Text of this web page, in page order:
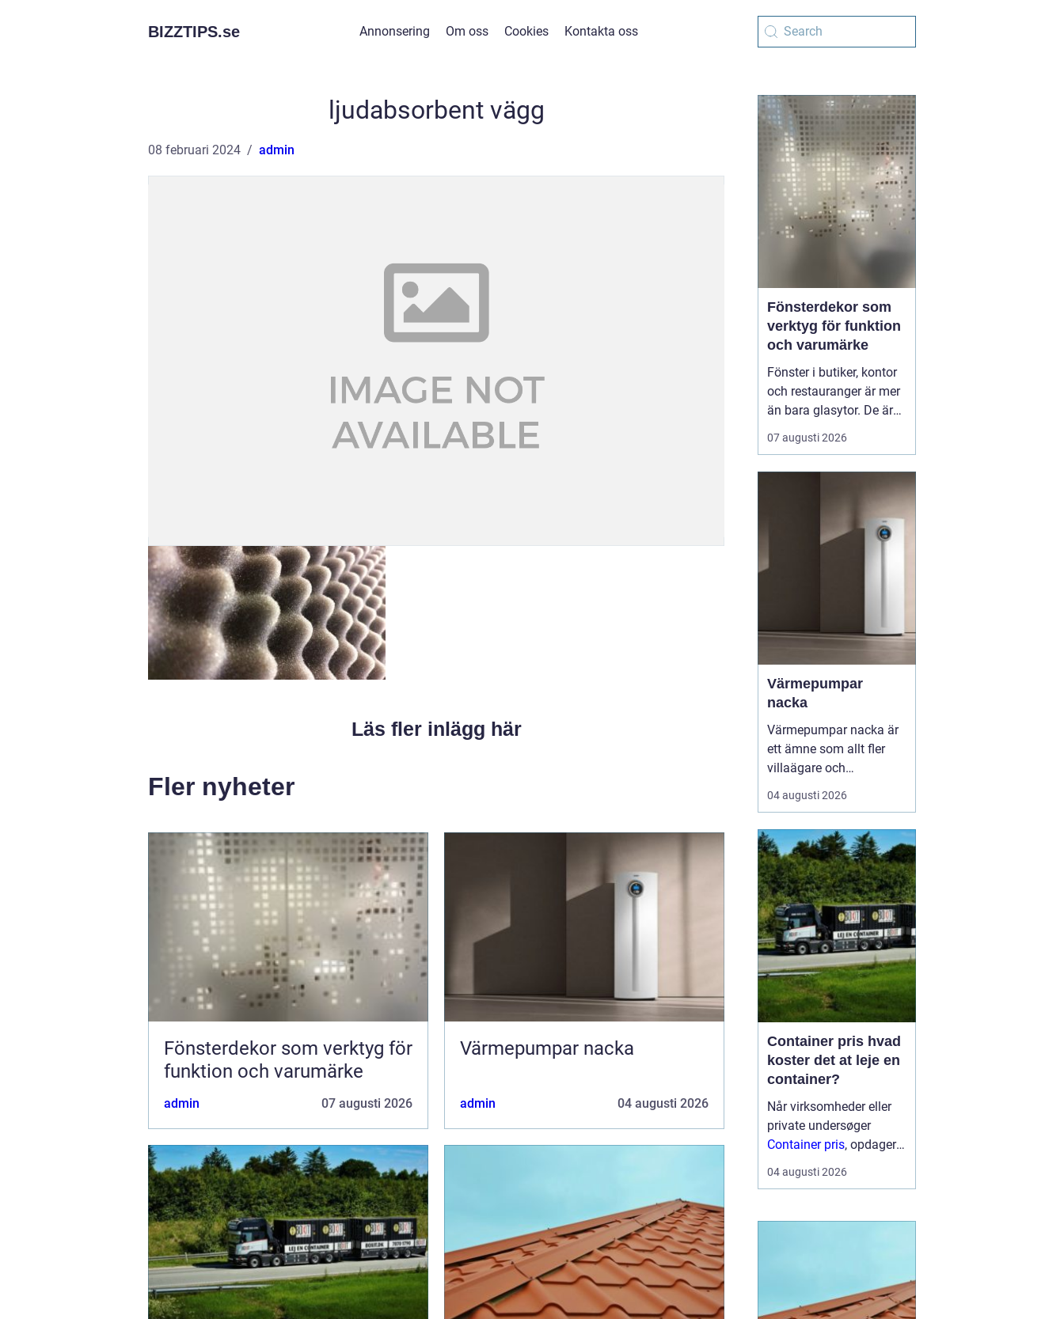
BIZZTIPS.se Annonsering Om oss Cookies Kontakta oss
ljudabsorbent vägg
08 februari 2024 admin
Läs fler inlägg här
Fler nyheter
Fönsterdekor som verktyg för
funktion och varumärke
admin 07 augusti 2026
Värmepumpar nacka
admin 04 augusti 2026
Fönsterdekor som
verktyg för funktion
och varumärke
Fönster i butiker, kontor
och restauranger är mer
än bara glasytor. De är
en chans att
kommunicera, skapa
fönsterdekor kan
kombinera insynsskydd,
07 augusti 2026
Värmepumpar
nacka
Värmepumpar nacka är
ett ämne som allt fler
villaägare och
bostadsrättsföreningar
intresserar sig för när
och klimatfrågan blir
mer påtaglig. I nacka
finns många hus med
olika förutsättningar,
från äldre villor med
direktverk...
04 augusti 2026
Container pris hvad
koster det at leje en
container?
Når virksomheder eller
private undersøger
Container pris, opdager
mange hurtigt, at der
ikke findes én fast pris.
størrelse, type,
04 augusti 2026